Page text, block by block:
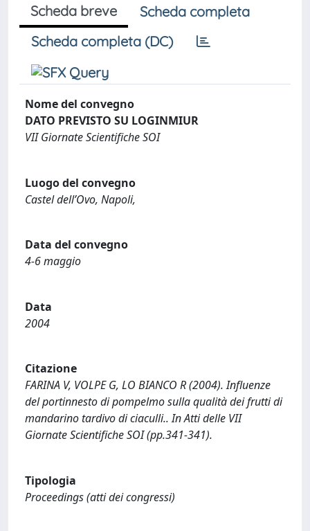
Scheda breve
Scheda completa
Scheda completa (DC)
Nome del convegno
DATO PREVISTO SU LOGINMIUR
VII Giornate Scientifiche SOI
Luogo del convegno
Castel dell’Ovo, Napoli,
Data del convegno
4-6 maggio
Data
2004
Citazione
FARINA V, VOLPE G, LO BIANCO R (2004). Influenze
del portinnesto di pompelmo sulla qualità dei frutti di
mandarino tardivo di ciaculli.. In Atti delle VII
Giornate Scientifiche SOI (pp.341-341).
Tipologia
Proceedings (atti dei congressi)